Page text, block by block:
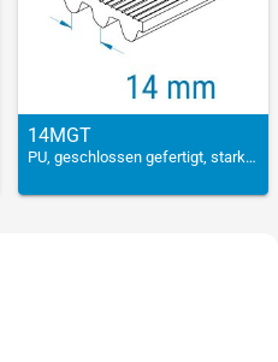
14MGT
PU, geschlossen gefertigt, stark verstärkt